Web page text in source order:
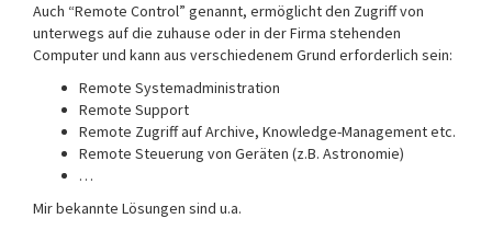
Auch “Remote Control” genannt, ermöglicht den Zugriff von
unterwegs auf die zuhause oder in der Firma stehenden
Computer und kann aus verschiedenem Grund erforderlich sein:
Remote Systemadministration
Remote Support
Remote Zugriff auf Archive, Knowledge-Management etc.
Remote Steuerung von Geräten (z.B. Astronomie)
…
Mir bekannte Lösungen sind u.a.